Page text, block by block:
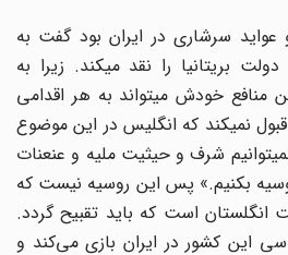
سرشاری در ایران بود گفت به
جای روسیه، سیاست‌های دولت بریتانیا را نقد می‎کند. زیرا به
گمان او «روسیه برای تأمین منافع خودش می‎تواند به هر اقدامی
متشبث شود، اما عقل من قبول نمی‎کند که انگلیس در این موضوع
یک آلتی باشد؛ چرا که ما نمی‎توانیم شرف و حیثیت ملیه و عنعنات
بکنیم.» پس این روسیه نیست که
انگلستان است که باید تقبیح گردد.
این کشور در ایران بازی می‌کند و